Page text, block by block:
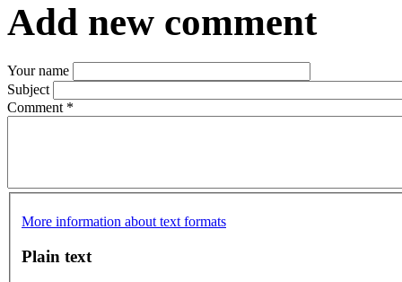
Add new comment
Your name
Subject
Comment *
More information about text formats
Plain text